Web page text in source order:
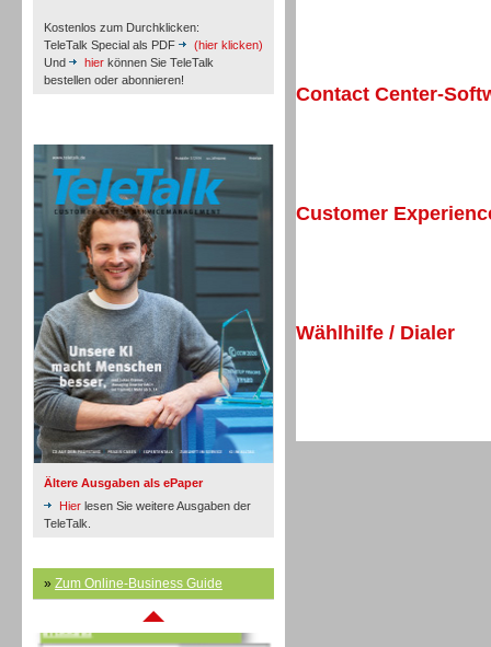
Kostenlos zum Durchklicken:
TeleTalk Special als PDF
(hier klicken)
Und
hier können Sie TeleTalk
bestellen oder abonnieren!
Ältere Ausgaben als ePaper
Hier lesen Sie weitere Ausgaben der
TeleTalk.
» Zum Online-Business Guide
Inbound
Inbound
Contact Center-
Customer
Wählhilfe / Dialer